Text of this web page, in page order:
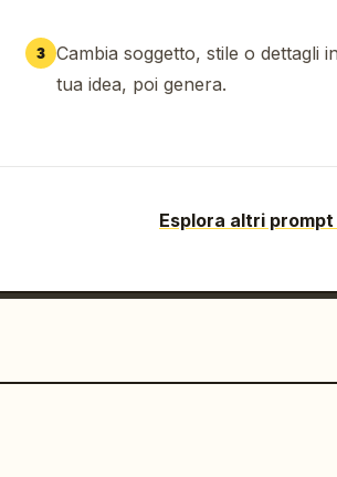
3 Cambia soggetto, stile o dettagli
tua idea, poi genera.
Esplora altri prompt